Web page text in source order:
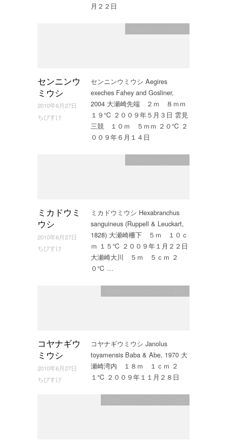
月２２日
センニンウ
ミウシ
2010年6月27日
ちびすけ
センニンウミウシ Aegires
exeches Fahey and Gosliner,
2004 大瀬崎先端 ２ｍ ８ｍｍ
１９℃ ２００９年５月３日 雲見
三競 １０ｍ ５ｍｍ ２０℃ ２
００９年６月１４日
ミカドウミ
ウシ
2010年6月27日
ちびすけ
ミカドウミウシ Hexabranchus
sanguineus (Ruppell & Leuckart,
1828) 大瀬崎柵下 ５ｍ １０ｃ
ｍ １５℃ ２００９年１月２２日
大瀬崎大川 ５ｍ ５ｃｍ ２
０℃ …
コヤナギウ
ミウシ
2010年6月27日
ちびすけ
コヤナギウミウシ Janolus
toyamensis Baba & Abe, 1970 大
瀬崎湾内 １８ｍ １ｃｍ ２
１℃ ２００９年１１月２８日